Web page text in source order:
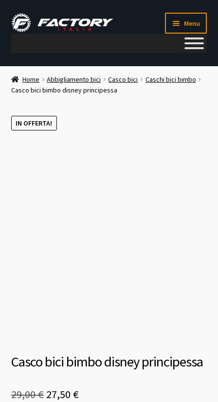
Vai
alla
Vai
al
Menu
Il mio account
Metodi di pagamento
Chi siamo
Home Abbigliamento bici Casco bici
Caschi bici bimbo
Casco bici bimbo disney principessa
IN OFFERTA!
Casco bici bimbo disney principessa
29,00€ Il
27,50 €Il